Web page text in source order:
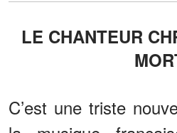
LE CHANTEUR CHRISTOPHE EST
C’est une triste